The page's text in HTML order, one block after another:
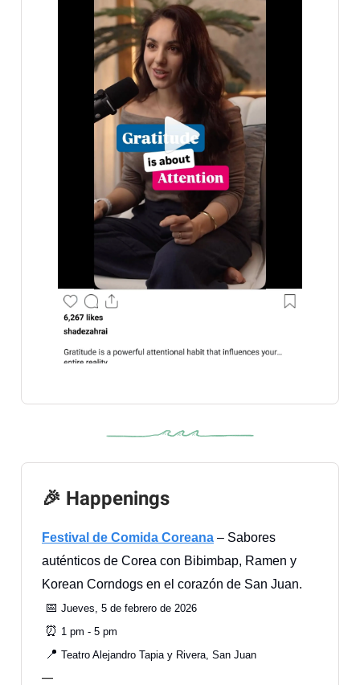
🎉 Happenings
Festival de Comida Coreana – Sabores
auténticos de Corea con Bibimbap, Ramen y
Korean Corndogs en el corazón de San Juan.
📅 Jueves, 5 de febrero de 2026
⏰ 1 pm - 5 pm
📍 Teatro Alejandro Tapia y Rivera, San Juan
—